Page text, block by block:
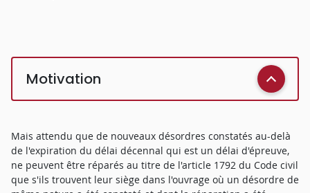
Motivation
Mais attendu que de nouveaux désordres constatés au-delà
de l'expiration du délai décennal qui est un délai d'épreuve,
ne peuvent être réparés au titre de l'article 1792 du Code civil
que s'ils trouvent leur siège dans l'ouvrage où un désordre de